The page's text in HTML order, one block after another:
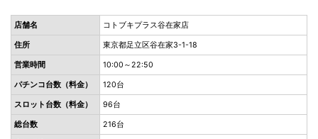
店舗名 コトブキプラス谷在家店
住所 東京都足立区谷在家3-1-18
営業時間 10:00～22:50
パチンコ台数（料金） 120台
スロット台数（料金） 96台
総台数 216台